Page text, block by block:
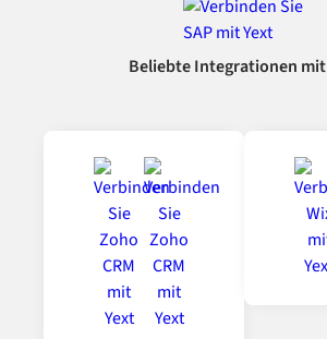
Beliebte Integrationen mit